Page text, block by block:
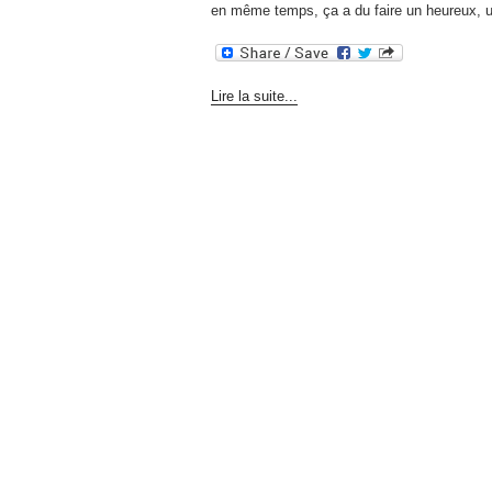
en même temps, ça a du faire un heureux,
Lire la suite...